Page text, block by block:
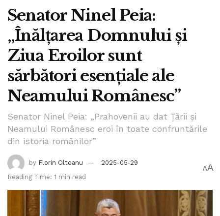
Senator Ninel Peia:
„Înălțarea Domnului și
Ziua Eroilor sunt
sărbători esențiale ale
Neamului Românesc”
Senator Ninel Peia: „Prahovenii au dat Țării și
Neamului Românesc eroi în toate confruntările
din istoria românilor”
by Florin Olteanu
2025-05-29
Reading Time: 1 min read
AA